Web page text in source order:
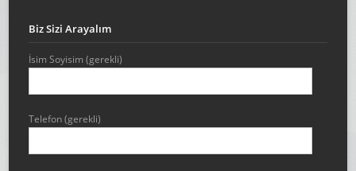
Biz Sizi Arayalım
İsim Soyisim (gerekli)
Telefon (gerekli)